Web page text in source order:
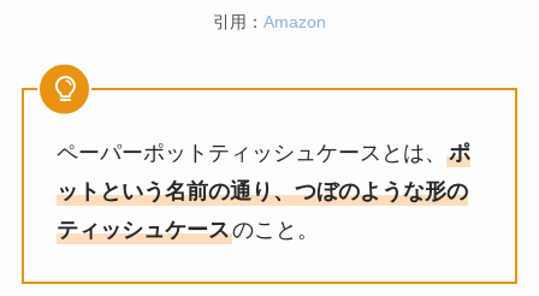
引用： Amazon
ペーパーポットティッシュケースとは、 ポ
ットという名前の通り、つぼのような形の
ティッシュケースのこと。